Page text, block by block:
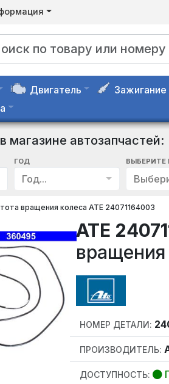
Двигатель Зажигание
магазине автозапчастей:
ГОД
Год...
ВЫБЕРИТЕ
вращения колеса ATE 24071164003
ATE
вращения
НОМЕР ДЕТАЛИ:
ПРОИЗВОДИТЕЛЬ:
ДОСТУПНОСТЬ: